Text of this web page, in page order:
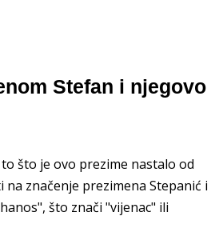
Stefan i njegovo
što je ovo prezime nastalo od
značenje prezimena Stepanić i
što znači "vijenac" ili